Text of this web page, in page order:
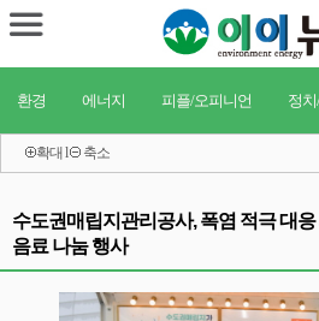
환경 에너지 피플/오피니언 정
확대 l 축소
수도권매립지관리공사, 폭염 적극 대
음료 나눔 행사